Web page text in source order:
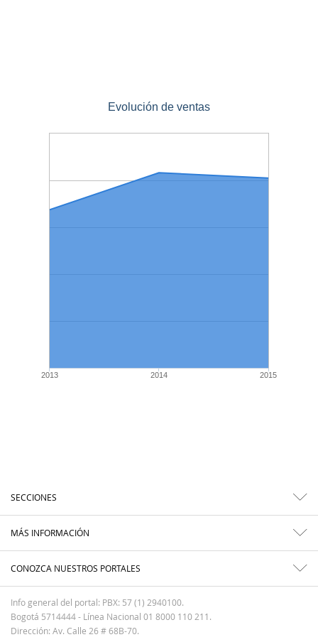
Evolución de ventas
2013 2014 2015
SECCIONES
MÁS INFORMACIÓN
CONOZCA NUESTROS PORTALES
Info general del portal: PBX: 57 (1) 2940100.
Bogotá 5714444 - Línea Nacional 01 8000 110 211.
Dirección: Av. Calle 26 # 68B-70.